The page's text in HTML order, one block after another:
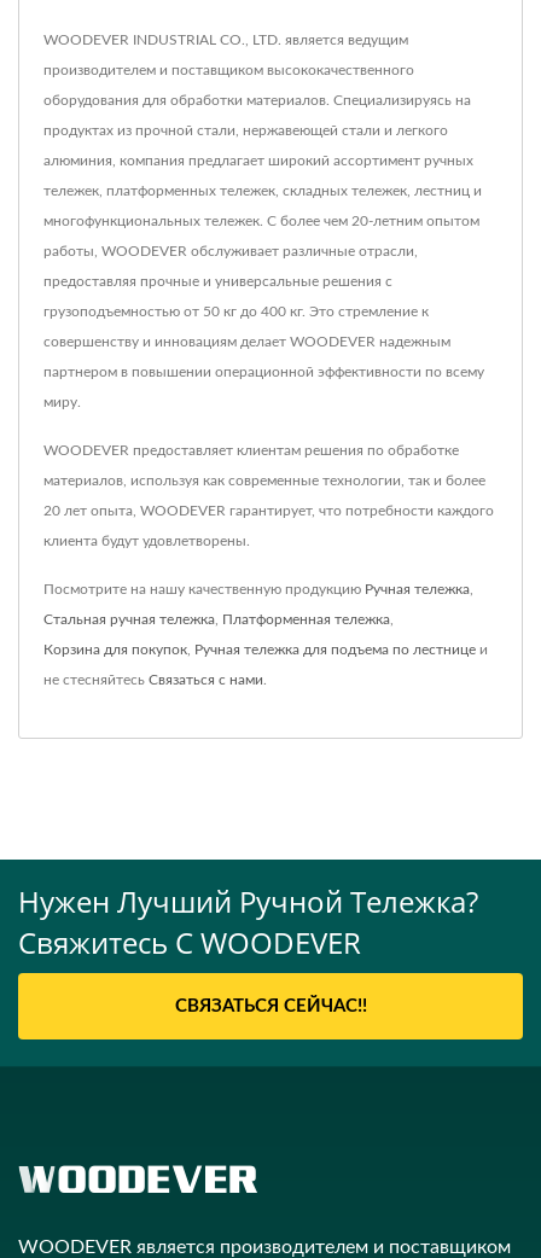
WOODEVER INDUSTRIAL CO., LTD. является ведущим
производителем и поставщиком высококачественного
оборудования для обработки материалов. Специализируясь на
продуктах из прочной стали, нержавеющей стали и легкого
алюминия, компания предлагает широкий ассортимент ручных
тележек, платформенных тележек, складных тележек, лестниц и
многофункциональных тележек. С более чем 20-летним опытом
работы, WOODEVER обслуживает различные отрасли,
предоставляя прочные и универсальные решения с
грузоподъемностью от 50 кг до 400 кг. Это стремление к
совершенству и инновациям делает WOODEVER надежным
партнером в повышении операционной эффективности по всему
миру.
WOODEVER предоставляет клиентам решения по обработке
материалов, используя как современные технологии, так и более
20 лет опыта, WOODEVER гарантирует, что потребности каждого
клиента будут удовлетворены.
Посмотрите на нашу качественную продукцию Ручная тележка
Стальная ручная тележка Платформенная тележка
Корзина для покупок Ручная тележка для подъема по лестнице и
не стесняйтесь Связаться с нами
Нужен Лучший Ручной Тележка?
Свяжитесь С WOODEVER
СВЯЗАТЬСЯ СЕЙЧАС!!
WOODEVER является производителем и поставщиком